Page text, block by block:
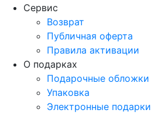
Сервис
Возврат
Публичная оферта
Правила активации
О подарках
Подарочные обложки
Упаковка
Электронные подарки